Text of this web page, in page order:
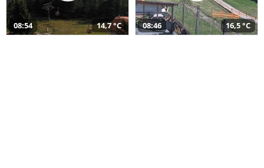
08:54 14,7 °C 08:46 16,5 °C